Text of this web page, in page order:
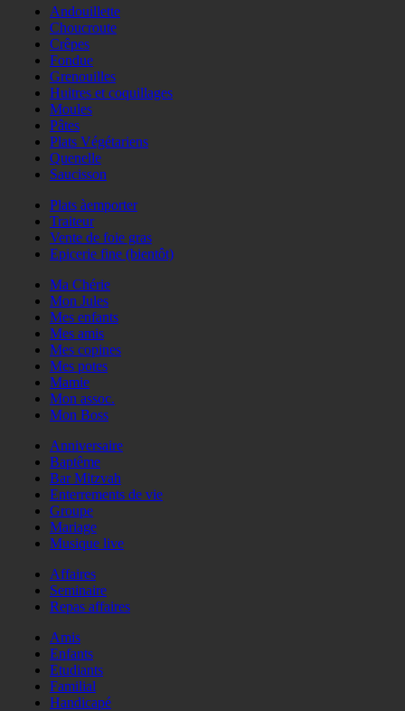
Andouillette
Choucroute
Crêpes
Fondue
Grenouilles
Huitres et coquillages
Moules
Pâtes
Plats Végétariens
Quenelle
Saucisson
Plats àemporter
Traiteur
Vente de foie gras
Epicerie fine (bientôt)
Ma Chérie
Mon Jules
Mes enfants
Mes amis
Mes copines
Mes potes
Mamie
Mon assoc.
Mon Boss
Anniversaire
Baptême
Bar Mitzvah
Enterrements de vie
Groupe
Mariage
Musique live
Affaires
Seminaire
Repas affaires
Amis
Enfants
Etudiants
Familial
Handicapé